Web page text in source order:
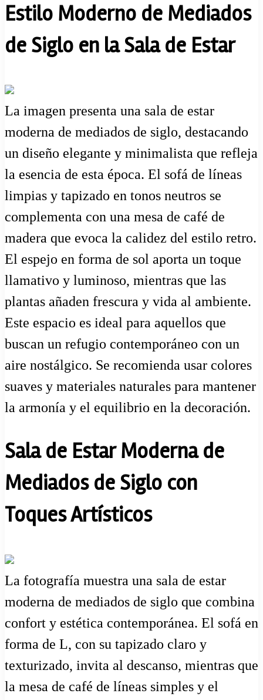
Estilo Moderno de Mediados
de Siglo en la Sala de Estar
La imagen presenta una sala de estar
moderna de mediados de siglo, destacando
un diseño elegante y minimalista que refleja
la esencia de esta época. El sofá de líneas
limpias y tapizado en tonos neutros se
complementa con una mesa de café de
madera que evoca la calidez del estilo retro.
El espejo en forma de sol aporta un toque
llamativo y luminoso, mientras que las
plantas añaden frescura y vida al ambiente.
Este espacio es ideal para aquellos que
buscan un refugio contemporáneo con un
aire nostálgico. Se recomienda usar colores
suaves y materiales naturales para mantener
la armonía y el equilibrio en la decoración.
Sala de Estar Moderna de
Mediados de Siglo con
Toques Artísticos
La fotografía muestra una sala de estar
moderna de mediados de siglo que combina
confort y estética contemporánea. El sofá en
forma de L, con su tapizado claro y
texturizado, invita al descanso, mientras que
la mesa de café de líneas simples y el